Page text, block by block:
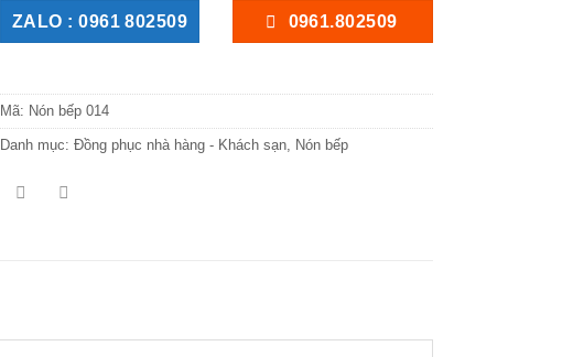
ZALO : 0961 802509 0961.802509
Mã: Nón bếp 014
Danh mục: Đồng phục nhà hàng - Khách sạn, Nón bếp